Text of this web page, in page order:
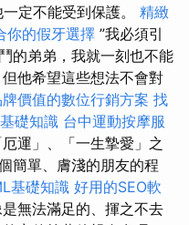
定不能受到保護。 精緻
你的假牙選擇 ”我必須引
的弟弟，我就一刻也不能
他希望這些想法不會對
價值的數位行銷方案 找
礎知識 台中運動按摩服
運」、「一生摯愛」之
簡單、膚淺的朋友的程
基礎知識 好用的SEO軟
無法滿足的、揮之不去